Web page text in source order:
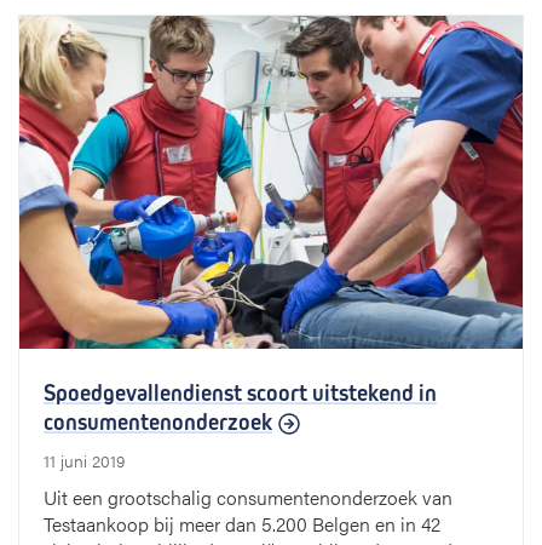
Spoedgevallendienst scoort uitstekend in
consumentenonderzoek
11 juni 2019
Uit een grootschalig consumentenonderzoek van
Testaankoop bij meer dan 5.200 Belgen en in 42